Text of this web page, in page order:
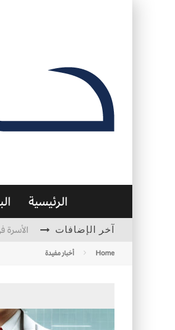
الرئيسية
آخر الإضافات الأسرة
Home أخبار مفيدة